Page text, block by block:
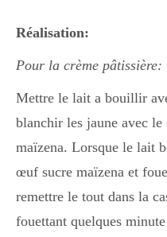
Réalisation:
Pour la crème pâtissière:
Mettre le lait a bouillir
blanchir les jaune avec
maïzena. Lorsque le lait
œuf sucre maïzena et
remettre le tout dans la
fouettant quelques